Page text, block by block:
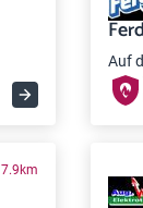
Auf
7.9km